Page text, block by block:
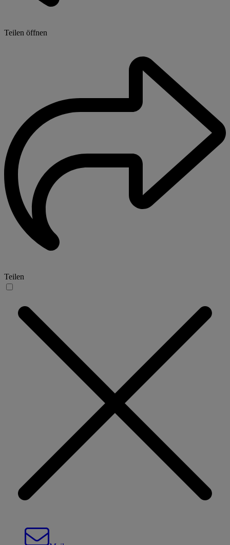
Teilen öffnen
Teilen